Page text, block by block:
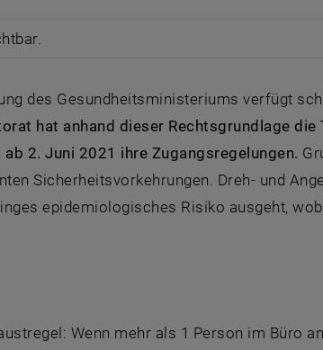
des Gesundheitsministeriums verfügt
hat anhand dieser Rechtsgrundlage die
2. Juni 2021 ihre Zugangsregelungen.
Sicherheitsvorkehrungen. Dreh- und
epidemiologisches Risiko ausgeht,
Wenn mehr als 1 Person im Büro